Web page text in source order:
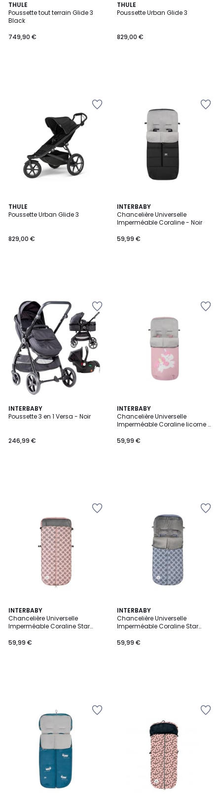
THULE
Poussette tout terrain Glide 3
Black
749,90 €
THULE
Poussette Urban Glide 3
829,00 €
THULE
Poussette Urban Glide 3
829,00 €
INTERBABY
Chancelière Universelle
Imperméable Coraline - Noir
59,99 €
INTERBABY
Poussette 3 en 1 Versa - Noir
246,99 €
INTERBABY
Chancelière Universelle
Imperméable Coraline licorne -
59,99 €
INTERBABY
Chancelière Universelle
Imperméable Coraline Star
59,99 €
INTERBABY
Chancelière Universelle
Imperméable Coraline Star
59,99 €